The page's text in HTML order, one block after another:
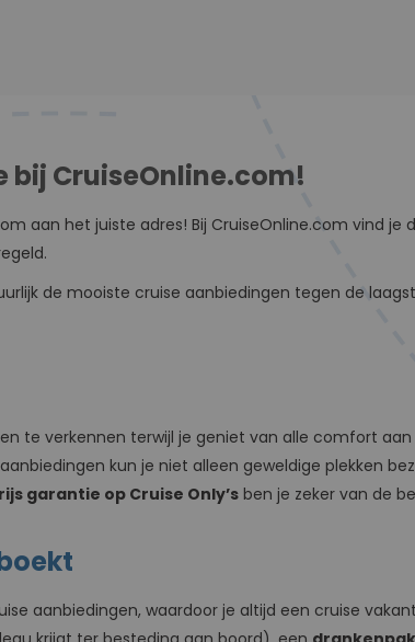
bij CruiseOnline.com!
aan het juiste adres! Bij CruiseOnline.com vind
de mooiste cruise aanbiedingen tegen de
te verkennen terwijl je geniet van alle comfort aan
kun je niet alleen geweldige plekken
garantie op Cruise Only’sben je zeker van de
aanbiedingen, waardoor je altijd een cruise